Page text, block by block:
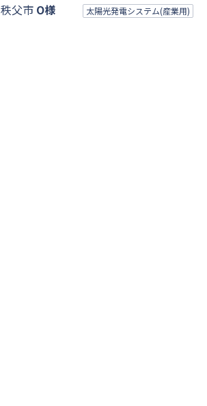
父市 O様 太陽光発電システム(産業用)